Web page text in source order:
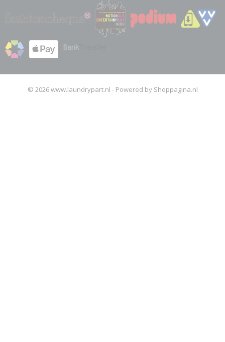
© 2026 www.laundrypart.nl - Powered by Shoppagina.nl